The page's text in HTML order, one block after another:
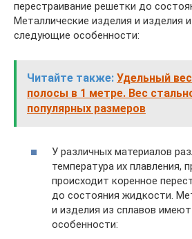
перестраивание решетки до
Металлические изделия и изделия
следующие особенности:
Читайте также: Удельный
полосы в 1 метре. Вес
популярных размеров
У различных материалов
температура их плавления,
происходит коренное
до состояния жидкости.
и изделия из сплавов
особенности: